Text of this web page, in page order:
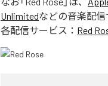
Unlimitedなどの音楽配信
各配信サービス： Red